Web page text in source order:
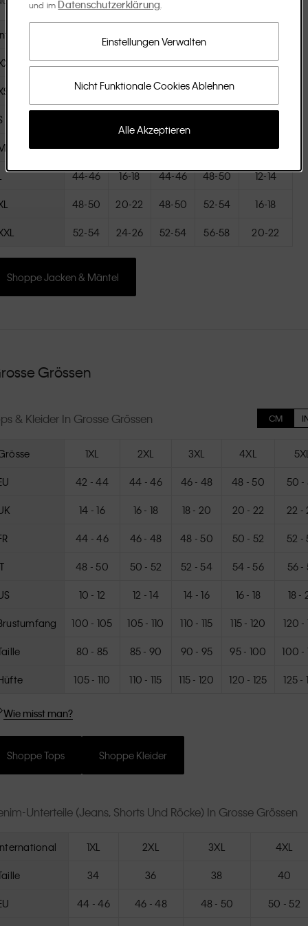
28-30 0-2 28-30 32-34 000-00
32-34 4-6 32-34 36-38
40-42 12-14 40-42 44-46 8-10
44-46 16-18 44-46 48-50 12-14
48-50 20-22 48-50 52-54 16-18
52-54 24-26 52-54 56-58 20-22
Shoppe Jacken & Mäntel
Grössen
& Kleider In Grosse Grössen CM
1XL 2XL 3XL 4XL 5XL
42 - 44 44 - 46 46 - 48 48 - 50 50 -
14 - 16 16 - 18 18 - 20 20 - 22 22 -
44 - 46 46 - 48 48 - 50 50 - 52 52 -
48 - 50 50 - 52 52 - 54 54 - 56 56 -
10 - 12 12 - 14 14 - 16 16 - 18 18 -
100 - 105 105 - 110 110 - 115 115 - 120 120 -
80 - 85 85 - 90 90 - 95 95 - 100 100 -
105 - 110 110 - 115 115 - 120 120 - 125 125 -
Wie misst man?
Shoppe Tops Shoppe Kleider
Unterteile (Jeans, Shorts Und Röcke) In Grosse Grössen
1XL 2XL 3XL 4XL
34 36 38 40
44 - 46 46 - 48 48 - 50 50 - 52
und im Datenschutzerklärung
Nicht Funktionale Cookies Ablehnen
Einstellungen Verwalten
Alle Akzeptieren